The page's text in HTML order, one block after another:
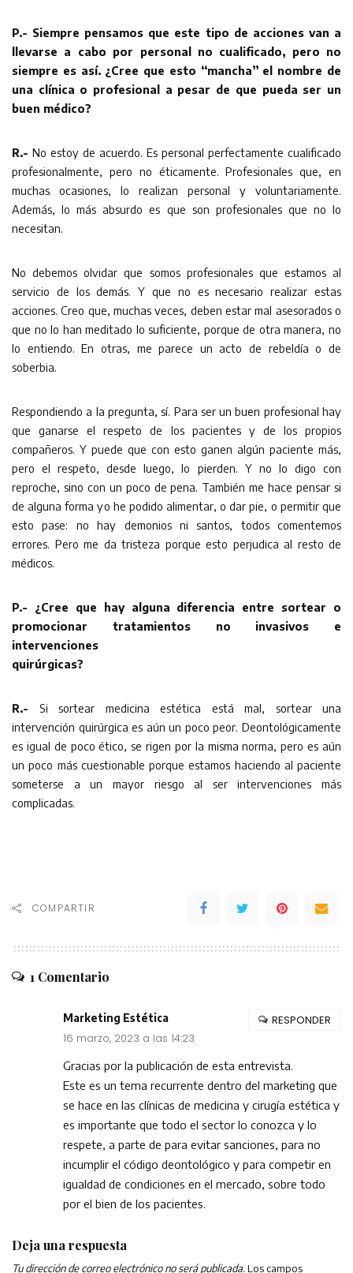
P.- Siempre pensamos que este tipo de acciones van a
llevarse a cabo por personal no cualificado, pero no
siempre es así. ¿Cree que esto “mancha” el nombre de
una clínica o profesional a pesar de que pueda ser un
buen médico?
R.- No estoy de acuerdo. Es personal perfectamente cualificado
profesionalmente, pero no éticamente. Profesionales que, en
muchas ocasiones, lo realizan personal y voluntariamente.
Además, lo más absurdo es que son profesionales que no lo
necesitan.
No debemos olvidar que somos profesionales que estamos al
servicio de los demás. Y que no es necesario realizar estas
acciones. Creo que, muchas veces, deben estar mal asesorados o
que no lo han meditado lo suficiente, porque de otra manera, no
lo entiendo. En otras, me parece un acto de rebeldía o de
soberbia.
Respondiendo a la pregunta, sí. Para ser un buen profesional hay
que ganarse el respeto de los pacientes y de los propios
compañeros. Y puede que con esto ganen algún paciente más,
pero el respeto, desde luego, lo pierden. Y no lo digo con
reproche, sino con un poco de pena. También me hace pensar si
de alguna forma yo he podido alimentar, o dar pie, o permitir que
esto pase: no hay demonios ni santos, todos comentemos
errores. Pero me da tristeza porque esto perjudica al resto de
médicos.
P.- ¿Cree que hay alguna diferencia entre sortear o
promocionar tratamientos no invasivos e
intervenciones
quirúrgicas?
R.- Si sortear medicina estética está mal, sortear una
intervención quirúrgica es aún un poco peor. Deontológicamente
es igual de poco ético, se rigen por la misma norma, pero es aún
un poco más cuestionable porque estamos haciendo al paciente
someterse a un mayor riesgo al ser intervenciones más
complicadas.
COMPARTIR
1 Comentario
Marketing Estética
16 marzo, 2023 a las 14:23
Gracias por la publicación de esta entrevista.
Este es un tema recurrente dentro del marketing que
se hace en las clínicas de medicina y cirugía estética y
es importante que todo el sector lo conozca y lo
respete, a parte de para evitar sanciones, para no
incumplir el código deontológico y para competir en
igualdad de condiciones en el mercado, sobre todo
por el bien de los pacientes.
RESPONDER
Deja una respuesta
Tu dirección de correo electrónico no será publicada.Los campos